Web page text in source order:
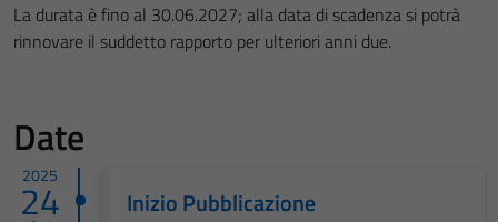
La durata è fino al 30.06.2027; alla data di scadenza si potrà
rinnovare il suddetto rapporto per ulteriori anni due.
Date
2025
24 Inizio Pubblicazione